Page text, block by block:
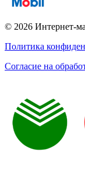
© 2026 Интернет-
Политика
Согласие на